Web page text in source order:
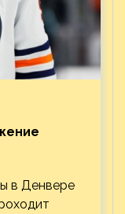
в Денвере